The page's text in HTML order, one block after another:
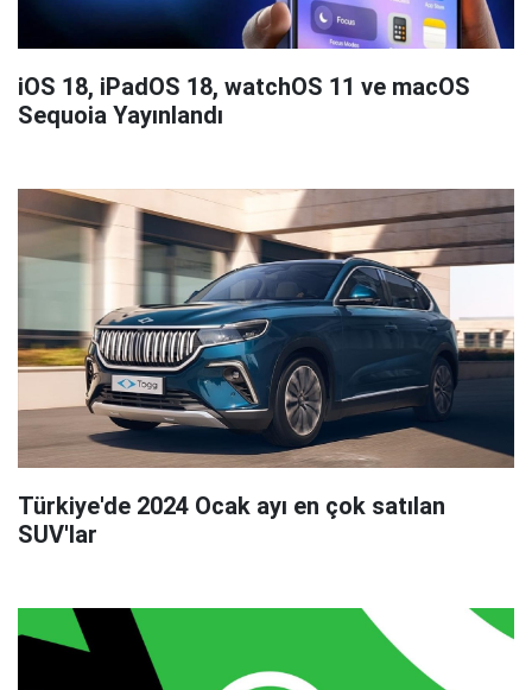
iOS 18, iPadOS 18, watchOS 11 ve macOS
Sequoia Yayınlandı
Türkiye'de 2024 Ocak ayı en çok satılan
SUV'lar